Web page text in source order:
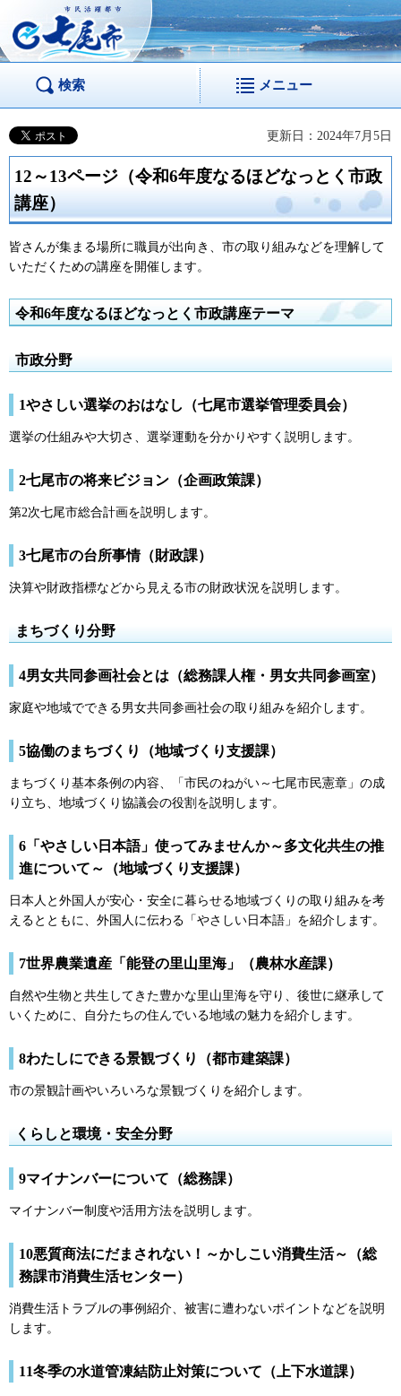
市民活躍都市 七尾
市
検索 メニュー
更新日：2024年7月5日
12～13ページ（令和6年度なるほどなっとく市政
講座）
皆さんが集まる場所に職員が出向き、市の取り組みなどを理解して
いただくための講座を開催します。
令和6年度なるほどなっとく市政講座テーマ
市政分野
1やさしい選挙のおはなし（七尾市選挙管理委員会）
選挙の仕組みや大切さ、選挙運動を分かりやすく説明します。
2七尾市の将来ビジョン（企画政策課）
第2次七尾市総合計画を説明します。
3七尾市の台所事情（財政課）
決算や財政指標などから見える市の財政状況を説明します。
まちづくり分野
4男女共同参画社会とは（総務課人権・男女共同参画室）
家庭や地域でできる男女共同参画社会の取り組みを紹介します。
5協働のまちづくり（地域づくり支援課）
まちづくり基本条例の内容、「市民のねがい～七尾市民憲章」の成
り立ち、地域づくり協議会の役割を説明します。
6「やさしい日本語」使ってみませんか～多文化共生の推
進について～（地域づくり支援課）
日本人と外国人が安心・安全に暮らせる地域づくりの取り組みを考
えるとともに、外国人に伝わる「やさしい日本語」を紹介します。
7世界農業遺産「能登の里山里海」（農林水産課）
自然や生物と共生してきた豊かな里山里海を守り、後世に継承して
いくために、自分たちの住んでいる地域の魅力を紹介します。
8わたしにできる景観づくり（都市建築課）
市の景観計画やいろいろな景観づくりを紹介します。
くらしと環境・安全分野
9マイナンバーについて（総務課）
マイナンバー制度や活用方法を説明します。
10悪質商法にだまされない！～かしこい消費生活～（総
務課市消費生活センター）
消費生活トラブルの事例紹介、被害に遭わないポイントなどを説明
します。
11冬季の水道管凍結防止対策について（上下水道課）